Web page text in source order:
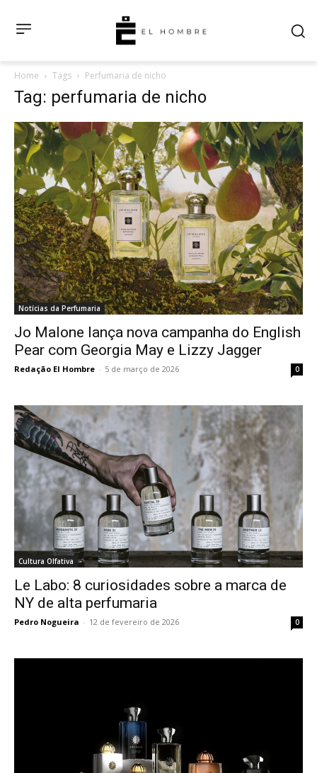
Home Tags Perfumaria de nicho
Tag: perfumaria de nicho
Notícias da Perfumaria
Jo Malone lança nova campanha do English
Pear com Georgia May e Lizzy Jagger
Redação El Hombre - 5 de março de 2026 0
Cultura Olfativa
Le Labo: 8 curiosidades sobre a marca de
NY de alta perfumaria
Pedro Nogueira - 12 de fevereiro de 2026 0